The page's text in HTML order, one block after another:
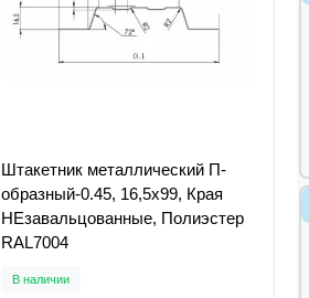
Штакетник металлический П-
образный-0.45, 16,5х99, Края
НЕзавальцованные, Полиэстер
RAL7004
В наличии